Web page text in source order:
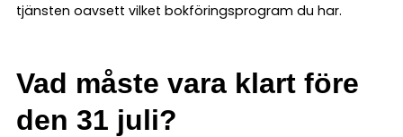
tjänsten oavsett vilket bokföringsprogram du har.
Vad måste vara klart före
den 31 juli?